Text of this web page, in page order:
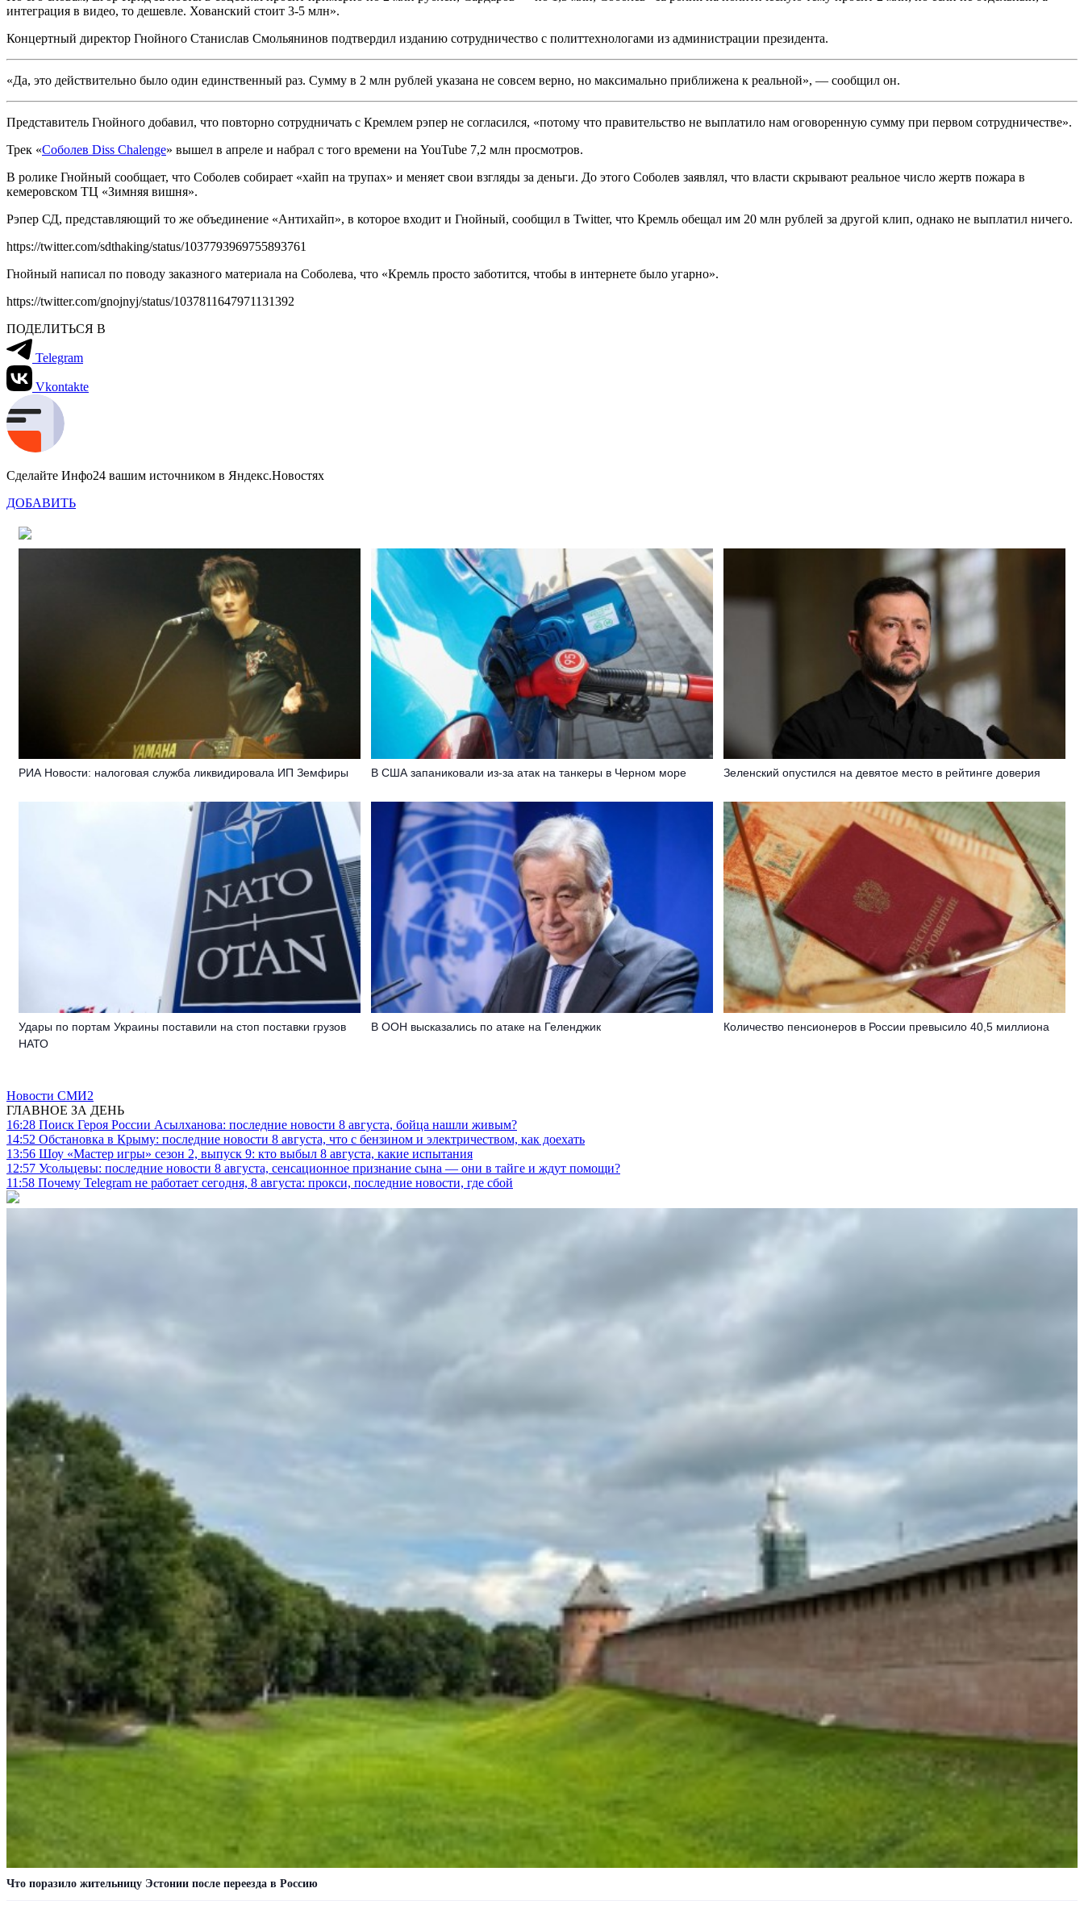
интеграция в видео, то дешевле. Хованский стоит 3-5 млн».
Концертный директор Гнойного Станислав Смольянинов подтвердил изданию сотрудничество с политтехнологами из администрации президента.
«Да, это действительно было один единственный раз. Сумму в 2 млн рублей указана не совсем верно, но максимально приближена к реальной», — сообщил он.
Представитель Гнойного добавил, что повторно сотрудничать с Кремлем рэпер не согласился, «потому что правительство не выплатило нам оговоренную сумму при первом сотрудничестве».
Трек «Соболев Diss Chalenge» вышел в апреле и набрал с того времени на YouTube 7,2 млн просмотров.
В ролике Гнойный сообщает, что Соболев собирает «хайп на трупах» и меняет свои взгляды за деньги. До этого Соболев заявлял, что власти скрывают реальное число жертв пожара в
кемеровском ТЦ «Зимняя вишня».
Рэпер СД, представляющий то же объединение «Антихайп», в которое входит и Гнойный, сообщил в Twitter, что Кремль обещал им 20 млн рублей за другой клип, однако не выплатил ничего.
https://twitter.com/sdthaking/status/1037793969755893761
Гнойный написал по поводу заказного материала на Соболева, что «Кремль просто заботится, чтобы в интернете было угарно».
https://twitter.com/gnojnyj/status/1037811647971131392
ПОДЕЛИТЬСЯ В
Telegram
Vkontakte
Сделайте Инфо24 вашим источником в Яндекс.Новостях
ДОБАВИТЬ
РИА Новости: налоговая служба ликвидировала ИП Земфиры В США запаниковали из-за атак на танкеры в Черном море Зеленский опустился на девятое место в рейтинге доверия
Удары по портам Украины поставили на стоп поставки грузов
НАТО
В ООН высказались по атаке на Геленджик Количество пенсионеров в России превысило 40,5 миллиона
Новости СМИ2
ГЛАВНОЕ ЗА ДЕНЬ
16:28 Поиск Героя России Асылханова: последние новости 8 августа, бойца нашли живым?
14:52 Обстановка в Крыму: последние новости 8 августа, что с бензином и электричеством, как доехать
13:56 Шоу «Мастер игры» сезон 2, выпуск 9: кто выбыл 8 августа, какие испытания
12:57 Усольцевы: последние новости 8 августа, сенсационное признание сына — они в тайге и ждут помощи?
11:58 Почему Telegram не работает сегодня, 8 августа: прокси, последние новости, где сбой
Что поразило жительницу Эстонии после переезда в Россию